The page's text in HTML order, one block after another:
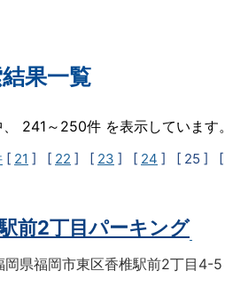
果一覧
241～250件 を表示しています。
[ 21 ] [ 22 ] [ 23 ] [ 24 ] [ 25 ] [
前2丁目パーキング
岡県福岡市東区香椎駅前2丁目4-5